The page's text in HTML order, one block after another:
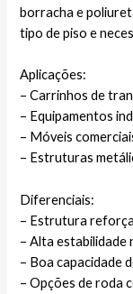
borracha e
tipo de piso e
Aplicações:
– Carrinhos de
– Equipamentos
– Móveis
– Estruturas
Diferenciais:
– Estrutura
– Alta estabilidade
– Boa capacidade
– Opções de roda